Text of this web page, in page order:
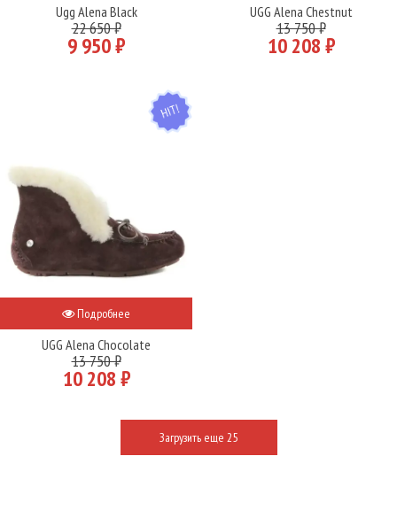
Ugg Alena Black
22 650 ₽
9 950 ₽
UGG Alena Chestnut
13 750 ₽
10 208 ₽
HIT
Подробнее
UGG Alena Chocolate
13 750 ₽
10 208 ₽
Загрузить еще 25